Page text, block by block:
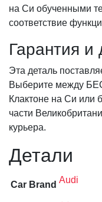
на Си обученными
соответствие
Гарантия и
Эта деталь
Выберите между
Клактоне на Си или
части
курьера.
Детали
Car Brand Audi